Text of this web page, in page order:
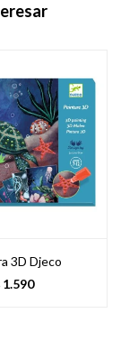
3D Djeco
1.590